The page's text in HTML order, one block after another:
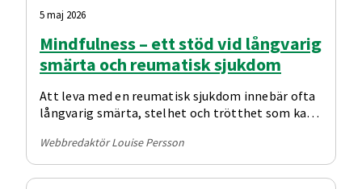
5 maj 2026
Mindfulness – ett stöd vid långvarig
smärta och reumatisk sjukdom
Att leva med en reumatisk sjukdom innebär ofta
långvarig smärta, stelhet och trötthet som kan
Webbredaktör Louise Persson